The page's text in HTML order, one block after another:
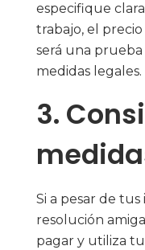
especifique
trabajo, el precio
será una prueba
medidas legales.
3.
Si a pesar de
resolución
pagar y utiliza